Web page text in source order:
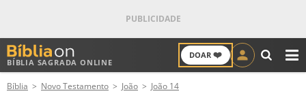
BÍBLIA SAGRADA ONLINE
DOAR ❤️
ANTIGO TESTAMENTO
Bíblia Novo Testamento João João 14